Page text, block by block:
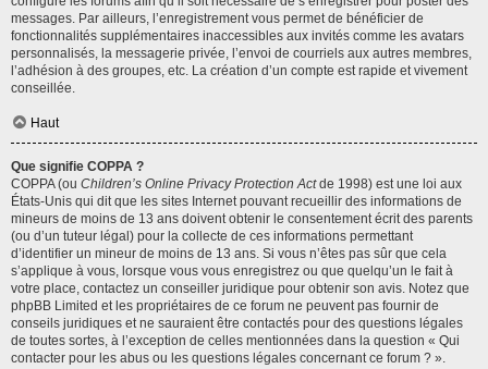
messages. Par ailleurs, l’enregistrement vous permet de bénéficier de
fonctionnalités supplémentaires inaccessibles aux invités comme les avatars
personnalisés, la messagerie privée, l’envoi de courriels aux autres membres,
l’adhésion à des groupes, etc. La création d’un compte est rapide et vivement
conseillée.
Haut
Que signifie COPPA ?
COPPA (ou Children’s Online Privacy Protection Actde 1998) est une loi aux
États-Unis qui dit que les sites Internet pouvant recueillir des informations de
mineurs de moins de 13 ans doivent obtenir le consentement écrit des parents
(ou d’un tuteur légal) pour la collecte de ces informations permettant
d’identifier un mineur de moins de 13 ans. Si vous n’êtes pas sûr que cela
s’applique à vous, lorsque vous vous enregistrez ou que quelqu’un le fait à
votre place, contactez un conseiller juridique pour obtenir son avis. Notez que
phpBB Limited et les propriétaires de ce forum ne peuvent pas fournir de
conseils juridiques et ne sauraient être contactés pour des questions légales
de toutes sortes, à l’exception de celles mentionnées dans la question « Qui
contacter pour les abus ou les questions légales concernant ce forum ? ».